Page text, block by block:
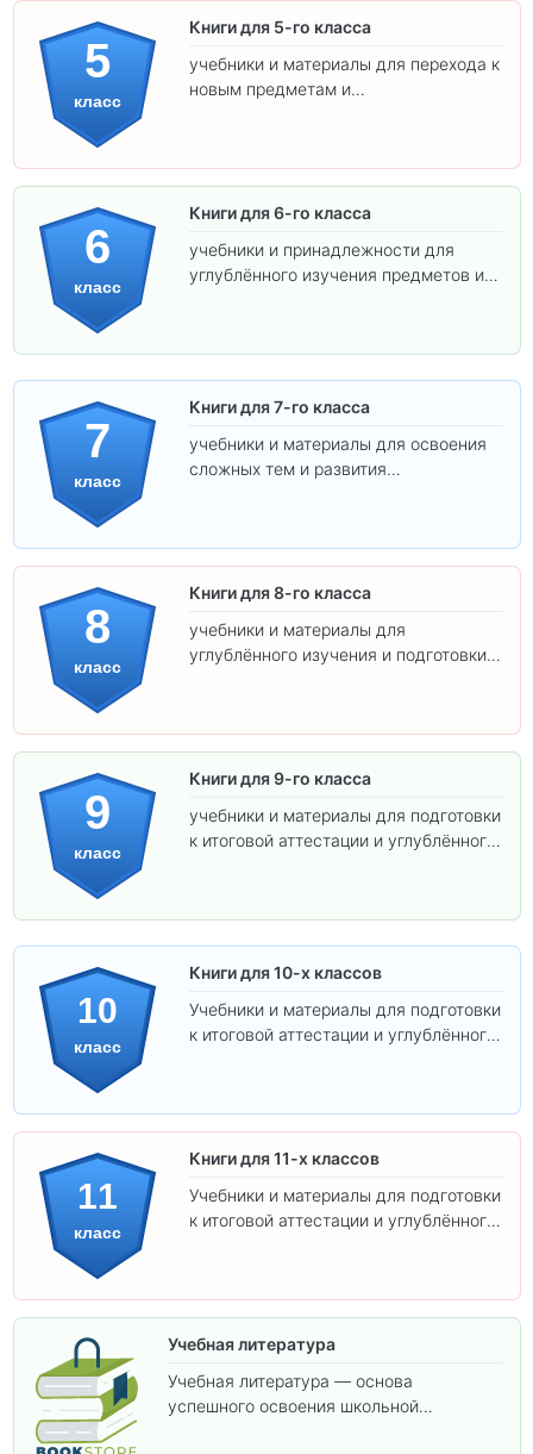
5
класс
Книги для 5-го класса
учебники и материалы для перехода к
новым предметам и
6
класс
Книги для 6-го класса
учебники и принадлежности для
углублённого изучения предметов и
7
класс
Книги для 7-го класса
учебники и материалы для освоения
сложных тем и развития
8
класс
Книги для 8-го класса
учебники и материалы для
углублённого изучения и подготовки к
9
класс
Книги для 9-го класса
учебники и материалы для подготовки
к итоговой аттестации и углублённого
10
класс
Книги для 10-х классов
Учебники и материалы для подготовки
к итоговой аттестации и углублённого
11
класс
Книги для 11-х классов
Учебники и материалы для подготовки
к итоговой аттестации и углублённого
Учебная литература
Учебная литература — основа
успешного освоения школьной